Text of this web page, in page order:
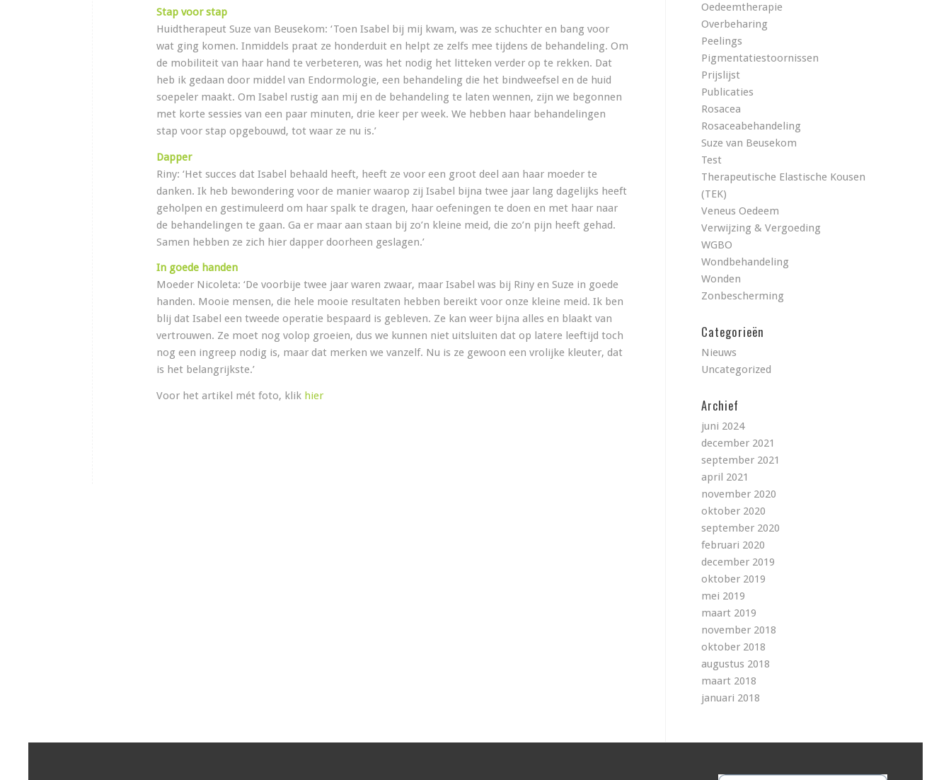
Stap voor stap
Huidtherapeut Suze van Beusekom: ‘Toen Isabel bij mij kwam, was ze schuchter en bang voor
wat ging komen. Inmiddels praat ze honderduit en helpt ze zelfs mee tijdens de behandeling. Om
de mobiliteit van haar hand te verbeteren, was het nodig het litteken verder op te rekken. Dat
heb ik gedaan door middel van Endormologie, een behandeling die het bindweefsel en de huid
soepeler maakt. Om Isabel rustig aan mij en de behandeling te laten wennen, zijn we begonnen
met korte sessies van een paar minuten, drie keer per week. We hebben haar behandelingen
stap voor stap opgebouwd, tot waar ze nu is.’
Dapper
Riny: ‘Het succes dat Isabel behaald heeft, heeft ze voor een groot deel aan haar moeder te
danken. Ik heb bewondering voor de manier waarop zij Isabel bijna twee jaar lang dagelijks heeft
geholpen en gestimuleerd om haar spalk te dragen, haar oefeningen te doen en met haar naar
de behandelingen te gaan. Ga er maar aan staan bij zo’n kleine meid, die zo’n pijn heeft gehad.
Samen hebben ze zich hier dapper doorheen geslagen.’
In goede handen
Moeder Nicoleta: ‘De voorbije twee jaar waren zwaar, maar Isabel was bij Riny en Suze in goede
handen. Mooie mensen, die hele mooie resultaten hebben bereikt voor onze kleine meid. Ik ben
blij dat Isabel een tweede operatie bespaard is gebleven. Ze kan weer bijna alles en blaakt van
vertrouwen. Ze moet nog volop groeien, dus we kunnen niet uitsluiten dat op latere leeftijd toch
nog een ingreep nodig is, maar dat merken we vanzelf. Nu is ze gewoon een vrolijke kleuter, dat
is het belangrijkste.’
Voor het artikel mét foto, klik hier
Oedeemtherapie
Overbeharing
Peelings
Pigmentatiestoornissen
Prijslijst
Publicaties
Rosacea
Rosaceabehandeling
Suze van Beusekom
Test
Therapeutische Elastische Kousen
(TEK)
Veneus Oedeem
Verwijzing & Vergoeding
WGBO
Wondbehandeling
Wonden
Zonbescherming
Categorieën
Nieuws
Uncategorized
Archief
juni 2024
december 2021
september 2021
april 2021
november 2020
oktober 2020
september 2020
februari 2020
december 2019
oktober 2019
mei 2019
maart 2019
november 2018
oktober 2018
augustus 2018
maart 2018
januari 2018